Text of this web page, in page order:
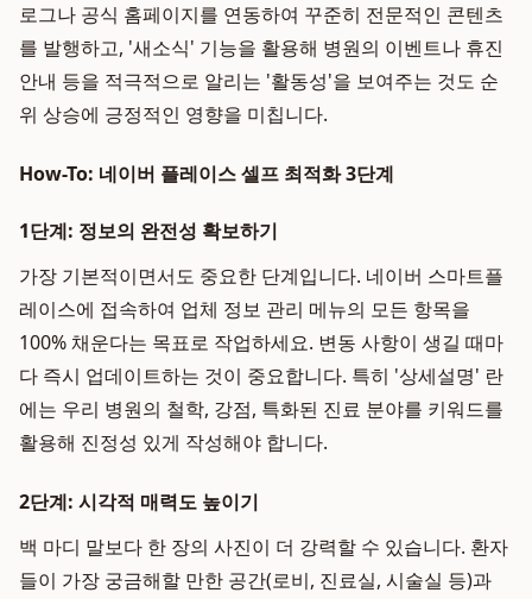
로그나 공식 홈페이지를 연동하여 꾸준히 전문적인 콘텐츠
를 발행하고, '새소식' 기능을 활용해 병원의 이벤트나 휴진
안내 등을 적극적으로 알리는 '활동성'을 보여주는 것도 순
위 상승에 긍정적인 영향을 미칩니다.
How-To: 네이버 플레이스 셀프 최적화 3단계
1단계: 정보의 완전성 확보하기
가장 기본적이면서도 중요한 단계입니다. 네이버 스마트플
레이스에 접속하여 업체 정보 관리 메뉴의 모든 항목을
100% 채운다는 목표로 작업하세요. 변동 사항이 생길 때마
다 즉시 업데이트하는 것이 중요합니다. 특히 '상세설명' 란
에는 우리 병원의 철학, 강점, 특화된 진료 분야를 키워드를
활용해 진정성 있게 작성해야 합니다.
2단계: 시각적 매력도 높이기
백 마디 말보다 한 장의 사진이 더 강력할 수 있습니다. 환자
들이 가장 궁금해할 만한 공간(로비, 진료실, 시술실 등)과